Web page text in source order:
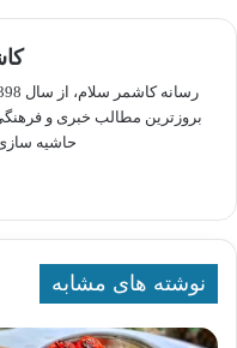
بروزترین مطالب خبری و
حاشیه سازی
نوشته های مشابه